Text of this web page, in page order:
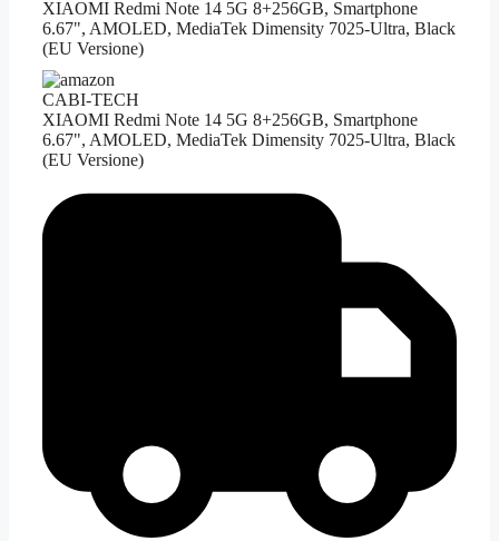
XIAOMI Redmi Note 14 5G 8+256GB, Smartphone
6.67", AMOLED, MediaTek Dimensity 7025-Ultra, Black
(EU Versione)
CABI-TECH
XIAOMI Redmi Note 14 5G 8+256GB, Smartphone
6.67", AMOLED, MediaTek Dimensity 7025-Ultra, Black
(EU Versione)